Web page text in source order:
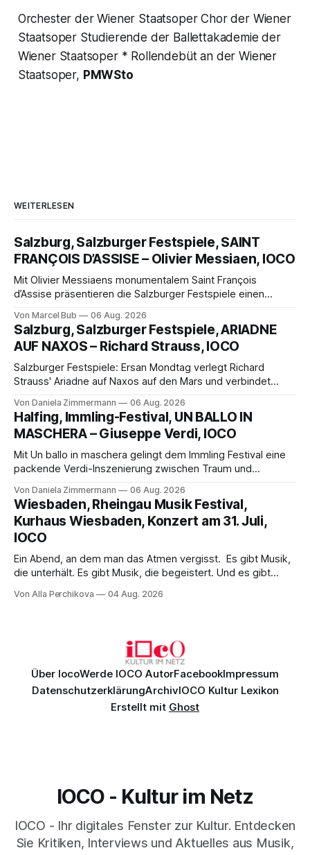
Orchester der Wiener Staatsoper Chor der Wiener
Staatsoper Studierende der Ballettakademie der
Wiener Staatsoper * Rollendebüt an der Wiener
Staatsoper, PMWSto
WEITERLESEN
Salzburg, Salzburger Festspiele, SAINT
FRANÇOIS D’ASSISE – Olivier Messiaen, IOCO
Mit Olivier Messiaens monumentalem Saint François
d’Assise präsentieren die Salzburger Festspiele einen
eine bildgewaltige Inszenierung, Maxime Pascal entfaltet
die komplexe Partitur eindrucksvoll, Philippe Sly berührt als
Franziskus.
Von Marcel Bub 06 Aug. 2026
Salzburg, Salzburger Festspiele, ARIADNE
AUF NAXOS – Richard Strauss, IOCO
Salzburger Festspiele: Ersan Mondtag verlegt Richard
Strauss' Ariadne auf Naxos auf den Mars und verbindet
Aufführung mit starken Solisten und den Wiener
Philharmonikern, szenisch bleibt der zweite Akt jedoch
hinter den Erwartungen zurück.
Von Daniela Zimmermann 06 Aug. 2026
Halfing, Immling-Festival, UN BALLO IN
MASCHERA – Giuseppe Verdi, IOCO
Mit Un ballo in maschera gelingt dem Immling Festival eine
packende Verdi-Inszenierung zwischen Traum und
psychologische Tiefe mit starken Bildern, getragen von
einem spielfreudigen Ensemble und einer musikalisch
überzeugenden Gesamtleistung.
Von Daniela Zimmermann 06 Aug. 2026
Wiesbaden, Rheingau Musik Festival,
Kurhaus Wiesbaden, Konzert am 31. Juli,
IOCO
Ein Abend, an dem man das Atmen vergisst. Es gibt Musik,
die unterhält. Es gibt Musik, die begeistert. Und es gibt
Genau so war der Abend im Kurhaus Wiesbaden, an dem
Von Alla Perchikova 04 Aug. 2026
Über IocoWerde IOCO AutorFacebookImpressum
DatenschutzerklärungArchivIOCO Kultur Lexikon
Erstellt mit Ghost
IOCO - Kultur im Netz
IOCO - Ihr digitales Fenster zur Kultur. Entdecken
Sie Kritiken, Interviews und Aktuelles aus Musik,